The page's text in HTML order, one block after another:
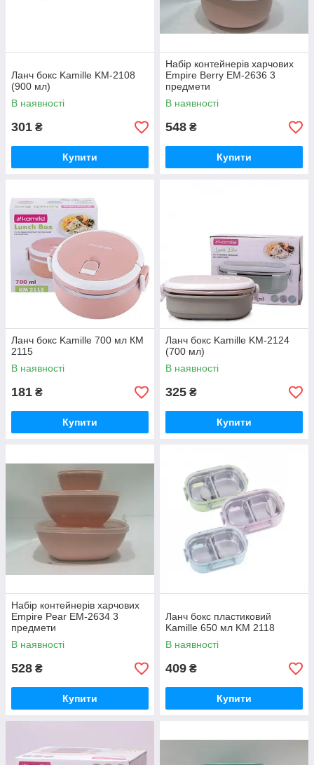
Ланч бокс Kamille KM-2108
(900 мл)
В наявності
301 ₴
Купити
Набір контейнерів харчових
Empire Berry EM-2636 3
предмети
В наявності
548 ₴
Купити
Ланч бокс Kamille 700 мл КМ
2115
В наявності
181 ₴
Купити
Ланч бокс Kamille KM-2124
(700 мл)
В наявності
325 ₴
Купити
Набір контейнерів харчових
Empire Pear EM-2634 3
предмети
В наявності
528 ₴
Купити
Ланч бокс пластиковий
Kamille 650 мл KM 2118
В наявності
409 ₴
Купити